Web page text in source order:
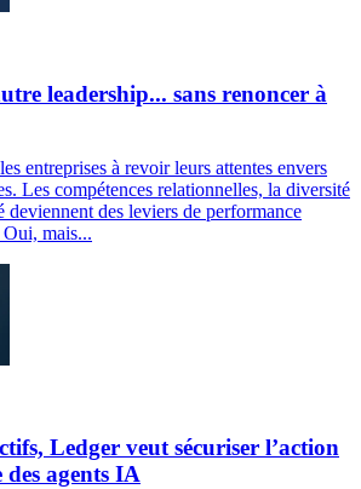
leadership... sans renoncer à
entreprises à revoir leurs attentes envers
Les compétences relationnelles, la diversité
deviennent des leviers de performance
mais...
Ledger veut sécuriser l’action
des agents IA